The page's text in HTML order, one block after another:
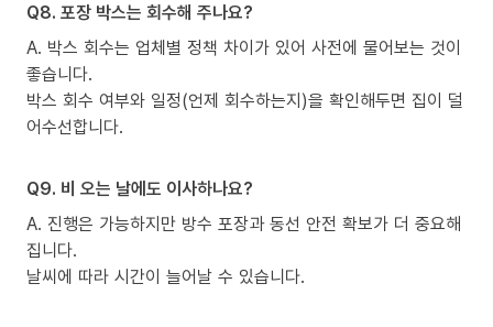
Q8. 포장 박스는 회수해 주나요?
A. 박스 회수는 업체별 정책 차이가 있어 사전에 물어보는 것이
좋습니다.
박스 회수 여부와 일정(언제 회수하는지)을 확인해두면 집이 덜
어수선합니다.
Q9. 비 오는 날에도 이사하나요?
A. 진행은 가능하지만 방수 포장과 동선 안전 확보가 더 중요해
집니다.
날씨에 따라 시간이 늘어날 수 있습니다.